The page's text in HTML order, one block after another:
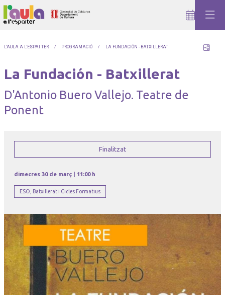
L'AULA A L'ESPAI TER PROGRAMACIÓ LA FUNDACIÓN - BATXILLERAT
La Fundación - Batxillerat
D'Antonio Buero Vallejo. Teatre de
Ponent
Finalitzat
dimecres 30 de març| 11:00 h
ESO, Batxillerat i Cicles Formatius